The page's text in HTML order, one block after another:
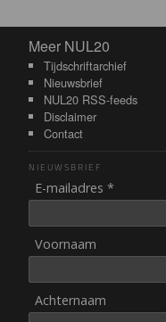
Meer NUL20
Meer NUL20
Tijdschriftarchief
Nieuwsbrief
NUL20 RSS-feeds
Disclaimer
Contact
NIEUWSBRIEF
E-mailadres *
Voornaam
Achternaam